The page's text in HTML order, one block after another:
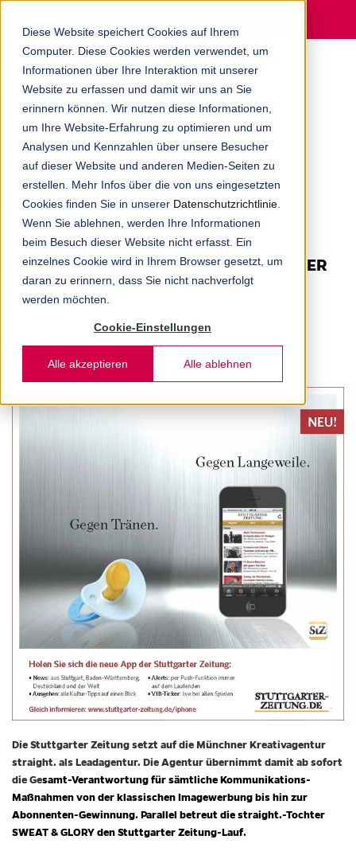
Diese Website speichert Cookies auf Ihrem
Computer. Diese Cookies werden verwendet, um
Informationen über Ihre Interaktion mit unserer
Website zu erfassen und damit wir uns an Sie
erinnern können. Wir nutzen diese Informationen,
um Ihre Website-Erfahrung zu optimieren und um
Analysen und Kennzahlen über unsere Besucher
auf dieser Website und anderen Medien-Seiten zu
erstellen. Mehr Infos über die von uns eingesetzten
Cookies finden Sie in unserer Datenschutzrichtlinie
Wenn Sie ablehnen, werden Ihre Informationen
beim Besuch dieser Website nicht erfasst. Ein
einzelnes Cookie wird in Ihrem Browser gesetzt, um
daran zu erinnern, dass Sie nicht nachverfolgt
werden möchten.
Cookie-Einstellungen
Alle akzeptieren Alle ablehnen
ERFAHREN SIE AUF DEM BLOG ALLES
RUND UM DIE DIGITALAGENTUR AUS
STRAIGHT. PUNKTET DOPPELT BEI DER
STUTTGARTER ZEITUNG.
FRANK MILLER
Die Stuttgarter Zeitung setzt auf die Münchner Kreativagentur
straight. als Leadagentur. Die Agentur übernimmt damit ab sofort
die Gesamt-Verantwortung für sämtliche Kommunikations-
Maßnahmen von der klassischen Imagewerbung bis hin zur
Abonnenten-Gewinnung. Parallel betreut die straight.-Tochter
SWEAT & GLORY den Stuttgarter Zeitung-Lauf.